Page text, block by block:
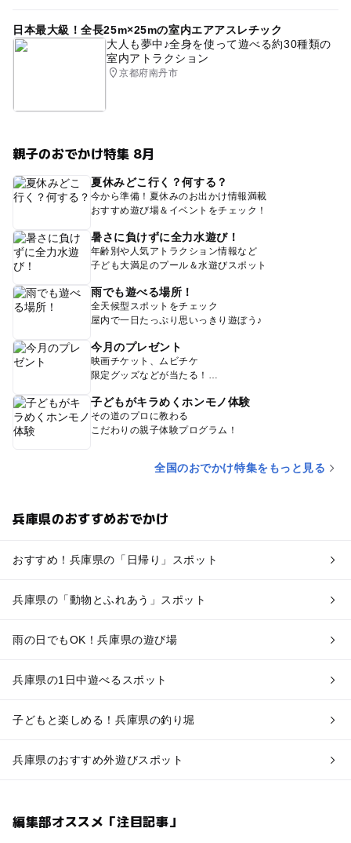
日本最大級！全長25m×25mの室内エアアスレチック
大人も夢中♪全身を使って遊べる約30種類の
室内アトラクション
京都府南丹市
親子のおでかけ特集 8月
夏休みどこ行く？何する？
今から準備！夏休みのお出かけ情報満載
おすすめ遊び場＆イベントをチェック！
暑さに負けずに全力水遊び！
年齢別や人気アトラクション情報など
子ども大満足のプール＆水遊びスポット
雨でも遊べる場所！
全天候型スポットをチェック
屋内で一日たっぷり思いっきり遊ぼう♪
今月のプレゼント
映画チケット、ムビチケ
限定グッズなどが当たる！
子どもがキラめくホンモノ体験
その道のプロに教わる
こだわりの親子体験プログラム！
全国のおでかけ特集をもっと見る
兵庫県のおすすめおでかけ
おすすめ！兵庫県の「日帰り」スポット
兵庫県の「動物とふれあう」スポット
雨の日でもOK！兵庫県の遊び場
兵庫県の1日中遊べるスポット
子どもと楽しめる！兵庫県の釣り堀
兵庫県のおすすめ外遊びスポット
編集部オススメ「注目記事」